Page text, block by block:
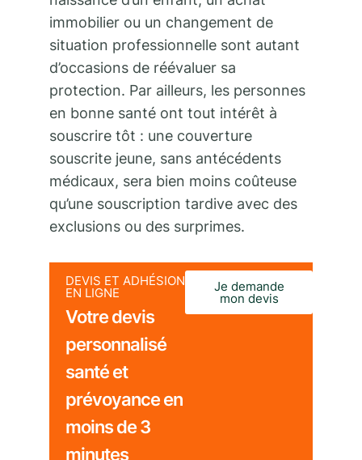
immobilier ou un changement de
situation professionnelle sont autant
d’occasions de réévaluer sa
protection. Par ailleurs, les personnes
en bonne santé ont tout intérêt à
souscrire tôt : une couverture
souscrite jeune, sans antécédents
médicaux, sera bien moins coûteuse
qu’une souscription tardive avec des
exclusions ou des surprimes.
DEVIS ET ADHÉSION
EN LIGNE
Votre devis
personnalisé
santé et
prévoyance en
moins de 3
minutes
Je demande
mon devis